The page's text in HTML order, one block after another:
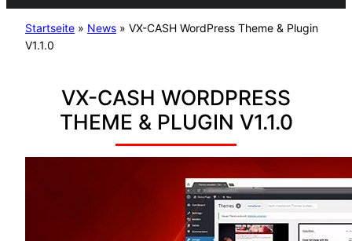
Startseite » News » VX-CASH WordPress Theme & Plugin
V1.1.0
VX-CASH WORDPRESS
THEME & PLUGIN V1.1.0